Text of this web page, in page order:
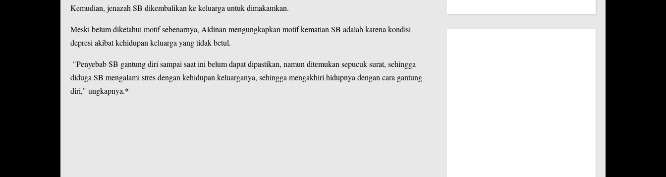
Kemudian, jenazah SB dikembalikan ke keluarga untuk dimakamkan.
Meski belum diketahui motif sebenarnya, Aldinan mengungkapkan motif kematian SB adalah karena kondisi
depresi akibat kehidupan keluarga yang tidak betul.
"Penyebab SB gantung diri sampai saat ini belum dapat dipastikan, namun ditemukan sepucuk surat, sehingga
diduga SB mengalami stres dengan kehidupan keluarganya, sehingga mengakhiri hidupnya dengan cara gantung
diri," ungkapnya.*